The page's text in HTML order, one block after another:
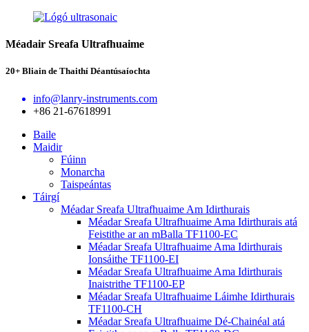
Méadair Sreafa Ultrafhuaime
20+ Bliain de Thaithí Déantúsaíochta
info@lanry-instruments.com
+86 21-67618991
Baile
Maidir
Fúinn
Monarcha
Taispeántas
Táirgí
Méadar Sreafa Ultrafhuaime Am Idirthurais
Méadar Sreafa Ultrafhuaime Ama Idirthurais atá
Feistithe ar an mBalla TF1100-EC
Méadar Sreafa Ultrafhuaime Ama Idirthurais
Ionsáithe TF1100-EI
Méadar Sreafa Ultrafhuaime Ama Idirthurais
Inaistrithe TF1100-EP
Méadar Sreafa Ultrafhuaime Láimhe Idirthurais
TF1100-CH
Méadar Sreafa Ultrafhuaime Dé-Chainéal atá